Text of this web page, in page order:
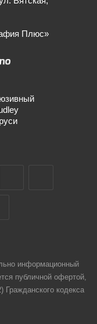
Плюс»
информационный
публичной офертой,
кодекса